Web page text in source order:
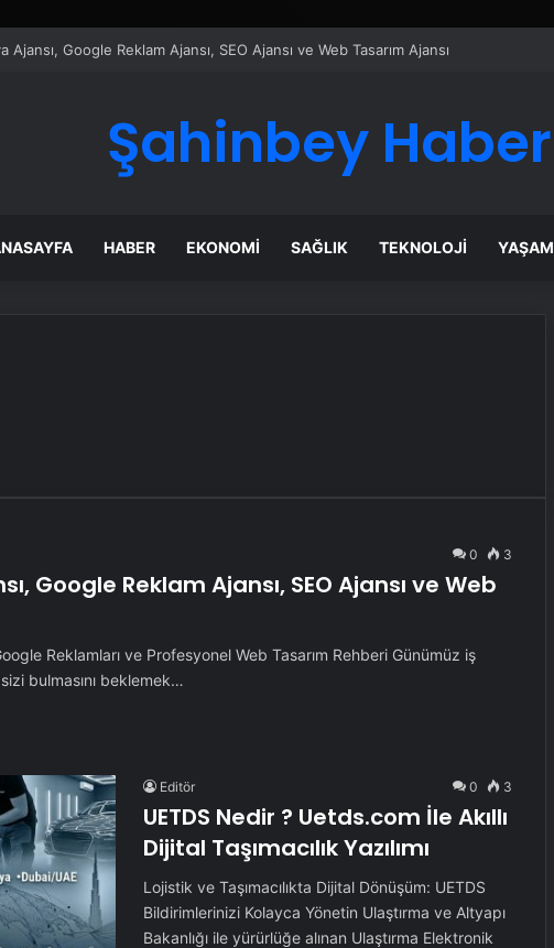
İle Akıllı Dijital Taşımacılık Yazılımı
Şahinbey Haber
HABER EKONOMI SAĞLIK TEKNOLOJI YAŞAM
0 3
Google Reklam Ajansı, SEO Ajansı ve Web
Reklamları ve Profesyonel Web Tasarım Rehberi Günümüz iş
bulmasını beklemek…
Editör 0 3
UETDS Nedir ? Uetds.com İle Akıllı
Dijital Taşımacılık Yazılımı
Lojistik ve Taşımacılıkta Dijital Dönüşüm: UETDS
Bildirimlerinizi Kolayca Yönetin Ulaştırma ve Altyapı
Bakanlığı ile yürürlüğe alınan Ulaştırma Elektronik